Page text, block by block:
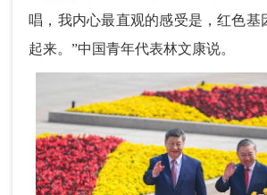
唱，我内心最直观的感受是，红色基
起来。”中国青年代表林文康说。